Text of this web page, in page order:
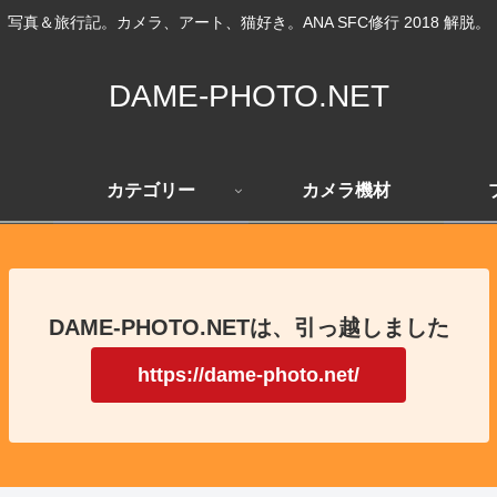
写真＆旅行記。カメラ、アート、猫好き。ANA SFC修行 2018 解脱。
DAME-PHOTO.NET
カテゴリー カメラ機材
DAME-PHOTO.NETは、引っ越しました
https://dame-photo.net/